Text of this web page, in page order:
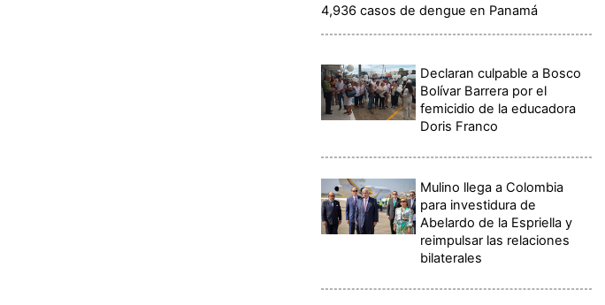
4,936 casos de dengue en Panamá
Declaran culpable a Bosco
Bolívar Barrera por el
femicidio de la educadora
Doris Franco
Mulino llega a Colombia
para investidura de
Abelardo de la Espriella y
reimpulsar las relaciones
bilaterales